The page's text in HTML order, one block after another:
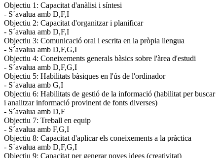
Objectiu 1: Capacitat d'anàlisi i síntesi
- S´avalua amb D,F,I
Objectiu 2: Capacitat d'organitzar i planificar
- S´avalua amb D,F,I
Objectiu 3: Comunicació oral i escrita en la pròpia llengua
- S´avalua amb D,F,G,I
Objectiu 4: Coneixements generals bàsics sobre l'àrea d'estudi
- S´avalua amb D,F,G,I
Objectiu 5: Habilitats bàsiques en l'ús de l'ordinador
- S´avalua amb G,I
Objectiu 6: Habilitats de gestió de la informació (habilitat per buscar
i analitzar informació provinent de fonts diverses)
- S´avalua amb D,F
Objectiu 7: Treball en equip
- S´avalua amb F,G,I
Objectiu 8: Capacitat d'aplicar els coneixements a la pràctica
- S´avalua amb D,F,G,I
Objectiu 9: Capacitat per generar noves idees (creativitat)